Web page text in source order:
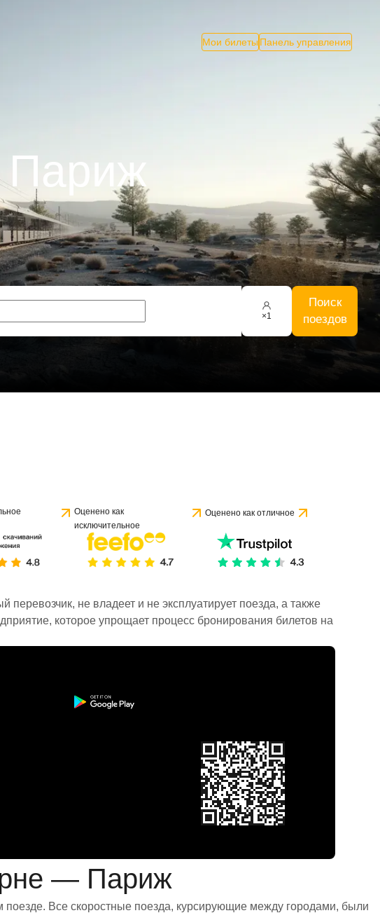
Мои билеты Панель управления
×1
Поиск
поездов
Оценено как
исключительное
Оценено как отличное
не владеет и не эксплуатирует поезда, а также
которое упрощает процесс бронирования билетов на
— Париж
Все скоростные поезда, курсирующие между городами, были